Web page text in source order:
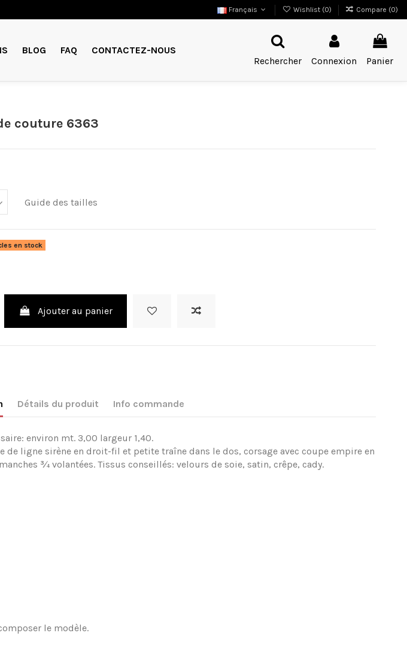
Français Wishlist (0) Compare (0)
BLOG FAQ
CONTACTEZ-NOUS
Rechercher
Connexion Panier
couture 6363
Guide des tailles
en stock
Ajouter au panier
Détails du produit Info commande
environ mt. 3,00 largeur 1,40.
de ligne sirène en droit-fil et petite traîne dans le dos, corsage avec coupe empire en
¾ volantées. Tissus conseillés: velours de soie, satin, crêpe, cady.
le modèle.